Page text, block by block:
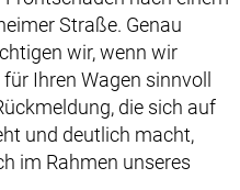
Straße. Genau
wir, wenn wir
Ihren Wagen sinnvoll
die sich auf
und deutlich macht,
im Rahmen unseres